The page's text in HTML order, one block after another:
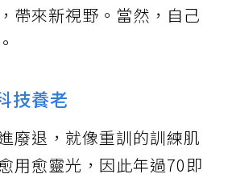
帶來新視野。當然，自己
技養老
廢退，就像重訓的訓練肌
用愈靈光，因此年過70即